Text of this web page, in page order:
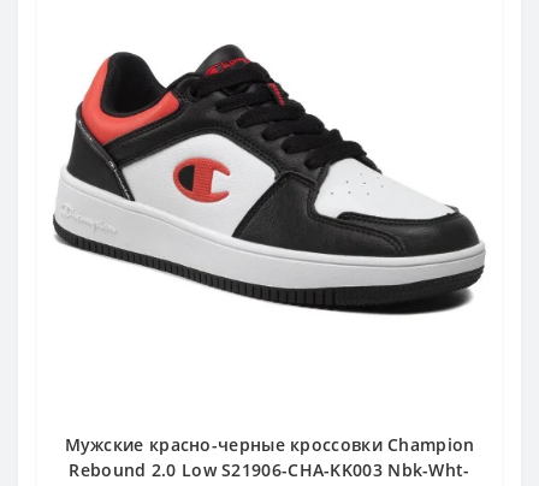
Мужские красно-черные кроссовки Champion
Rebound 2.0 Low S21906-CHA-KK003 Nbk-Wht-